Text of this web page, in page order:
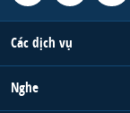
Các dịch vụ
Nghe